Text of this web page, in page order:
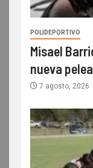
POLIDEPORTIVO
Misael
nueva
7 agosto, 2026